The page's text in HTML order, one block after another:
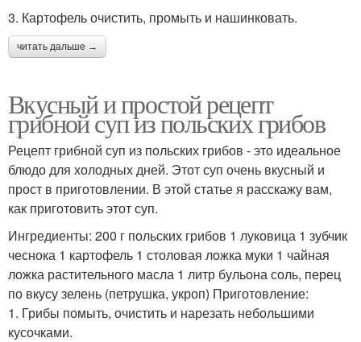
3. Картофель очистить, промыть и нашинковать.
читать дальше →
Вкусный и простой рецепт
грибной суп из польских грибов
Рецепт грибной суп из польских грибов - это идеальное
блюдо для холодных дней. Этот суп очень вкусный и
прост в приготовлении. В этой статье я расскажу вам,
как приготовить этот суп.
Ингредиенты: 200 г польских грибов 1 луковица 1 зубчик
чеснока 1 картофель 1 столовая ложка муки 1 чайная
ложка растительного масла 1 литр бульона соль, перец
по вкусу зелень (петрушка, укроп) Приготовление:
1. Грибы помыть, очистить и нарезать небольшими
кусочками.